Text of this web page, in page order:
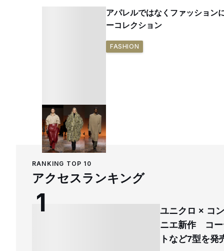
アパレルではなくファッショ
ーコレクション
FASHION
RANKING TOP 10
アクセスランキング
ユニクロ × コ
ニエ新作 コー
トなど7型を発